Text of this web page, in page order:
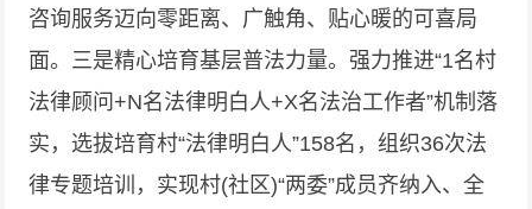
咨询服务迈向零距离、广触角、贴心暖的可喜局
面。三是精心培育基层普法力量。强力推进“1名村
法律顾问+N名法律明白人+X名法治工作者”机制落
实，选拔培育村“法律明白人”158名，组织36次法
律专题培训，实现村(社区)“两委”成员齐纳入、全